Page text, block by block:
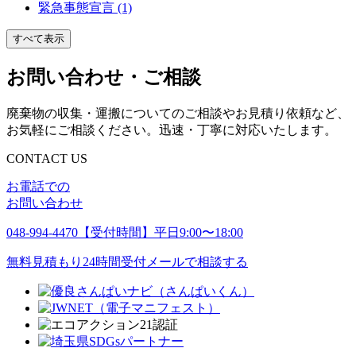
緊急事態宣言 (1)
すべて表示
お問い合わせ・ご相談
廃棄物の収集・運搬についてのご相談やお見積り依頼など、
お気軽にご相談ください。迅速・丁寧に対応いたします。
CONTACT US
お電話での
お問い合わせ
048-994-4470 【受付時間】平日9:00〜18:00
無料見積もり 24時間受付メールで相談する